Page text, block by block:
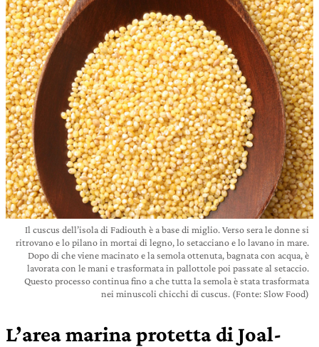
Il cuscus dell’isola di Fadiouth è a base di miglio. Verso sera le donne si
ritrovano e lo pilano in mortai di legno, lo setacciano e lo lavano in mare.
Dopo di che viene macinato e la semola ottenuta, bagnata con acqua, è
lavorata con le mani e trasformata in pallottole poi passate al setaccio.
Questo processo continua fino a che tutta la semola è stata trasformata
nei minuscoli chicchi di cuscus. (Fonte: Slow Food)
L’area marina protetta di Joal-